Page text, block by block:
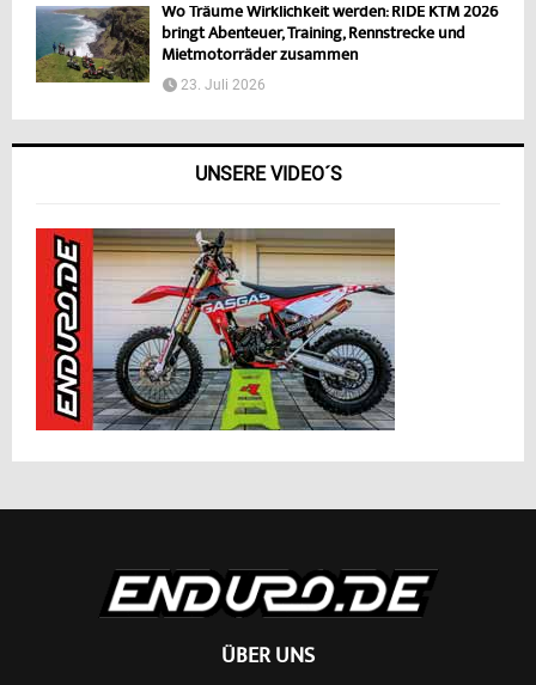
Wo Träume Wirklichkeit werden: RIDE KTM 2026
bringt Abenteuer, Training, Rennstrecke und
Mietmotorräder zusammen
23. Juli 2026
UNSERE VIDEO´S
ÜBER UNS